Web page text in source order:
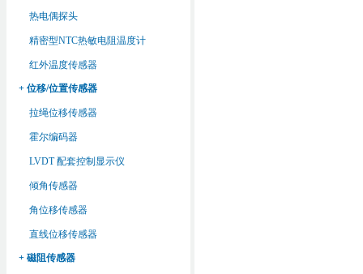
热电偶探头
精密型NTC热敏电阻温度计
红外温度传感器
+ 位移/位置传感器
拉绳位移传感器
霍尔编码器
LVDT 配套控制显示仪
倾角传感器
角位移传感器
直线位移传感器
+ 磁阻传感器